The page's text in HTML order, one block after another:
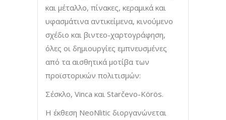
και μέταλλο, πίνακες, κεραμικά και
υφασμάτινα αντικείμενα, κινούμενο
σχέδιο και βιντεο-χαρτογράφηση,
όλες οι δημιουργίες εμπνευσμένες
από τα αισθητικά μοτίβα των
προϊστορικών πολιτισμών:
Σέσκλο, Vinca και Starčevo-Körös.
Η έκθεση NeoNlitic διοργανώνεται